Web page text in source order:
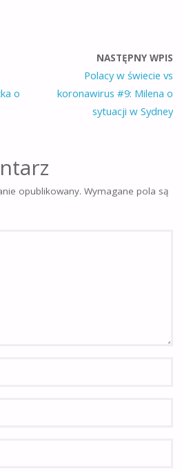
o
NASTĘPNY WPIS
Polacy w świecie vs
koronawirus #9: Milena o
sytuacji w Sydney
opublikowany. Wymagane pola są